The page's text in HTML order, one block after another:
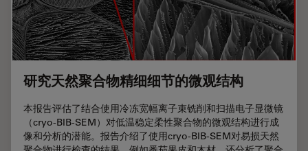
研究天然聚合物精细细节的微观结构
本报告评估了结合使用冷冻宽幅离子束铣削和扫描电子显微镜
（cryo-BIB-SEM）对低温稳定柔性聚合物的微观结构进行成
像和分析的潜能。报告介绍了使用cryo-BIB-SEM对易损天然